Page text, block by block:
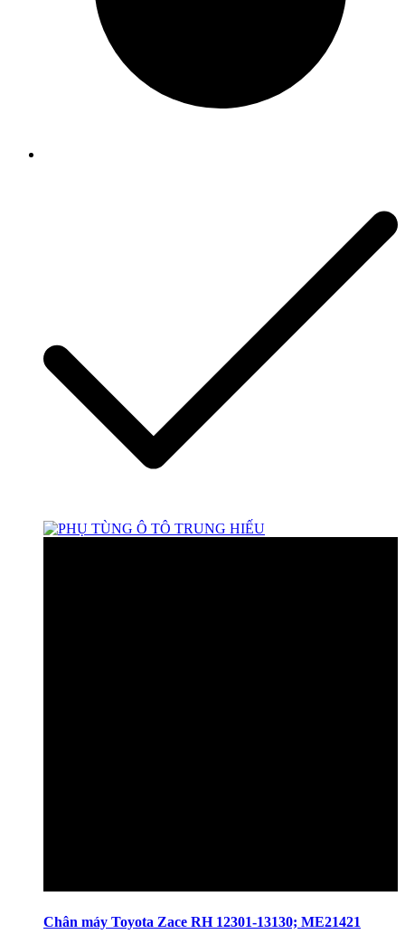
Chân máy Toyota Zace RH 12301-13130; ME21421